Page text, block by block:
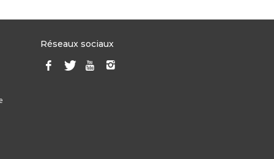
Réseaux sociaux